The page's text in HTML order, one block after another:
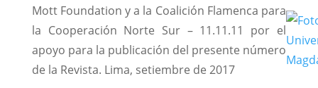
Mott Foundation y a la Coalición Flamenca para
la Cooperación Norte Sur – 11.11.11 por el
apoyo para la publicación del presente número
de la Revista. Lima, setiembre de 2017